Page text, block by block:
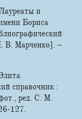
и
Бориса
В. Марченко]. –
справочник :
ред. С. М.
127.